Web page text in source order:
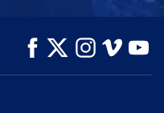
EXPLORA LAS
SERIES